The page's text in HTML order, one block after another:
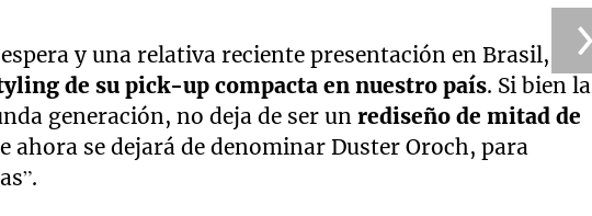
y una relativa reciente presentación en Brasil,
de su pick-up compacta en nuestro país. Si bien la
generación, no deja de ser un rediseño de mitad de
ahora se dejará de denominar Duster Oroch, para